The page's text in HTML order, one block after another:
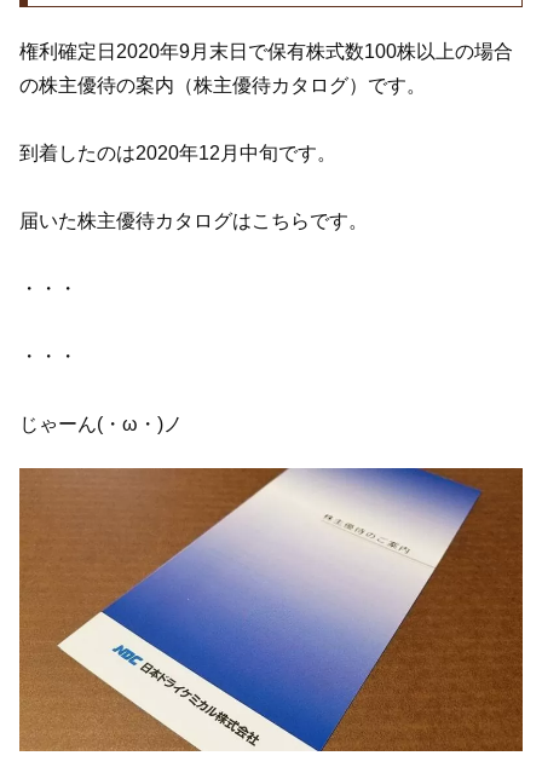
権利確定日2020年9月末日で保有株式数100株以上の場合
の株主優待の案内（株主優待カタログ）です。
到着したのは2020年12月中旬です。
届いた株主優待カタログはこちらです。
・・・
・・・
じゃーん(・ω・)ノ